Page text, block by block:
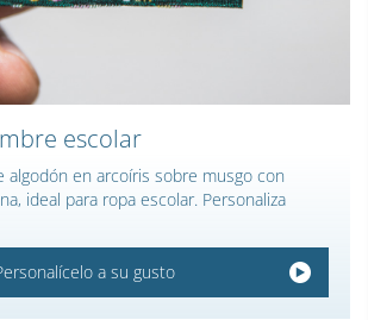
escolar
algodón en arcoíris sobre musgo con
ideal para ropa escolar. Personaliza
a su gusto